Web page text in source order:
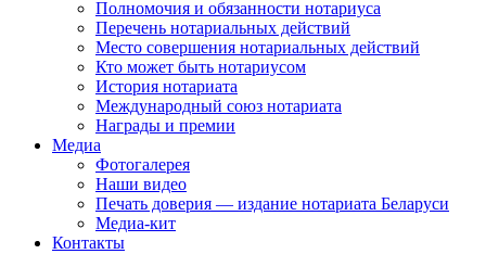
Полномочия и обязанности нотариуса
Перечень нотариальных действий
Место совершения нотариальных действий
Кто может быть нотариусом
История нотариата
Международный союз нотариата
Награды и премии
Медиа
Фотогалерея
Наши видео
Печать доверия — издание нотариата Беларуси
Медиа-кит
Контакты